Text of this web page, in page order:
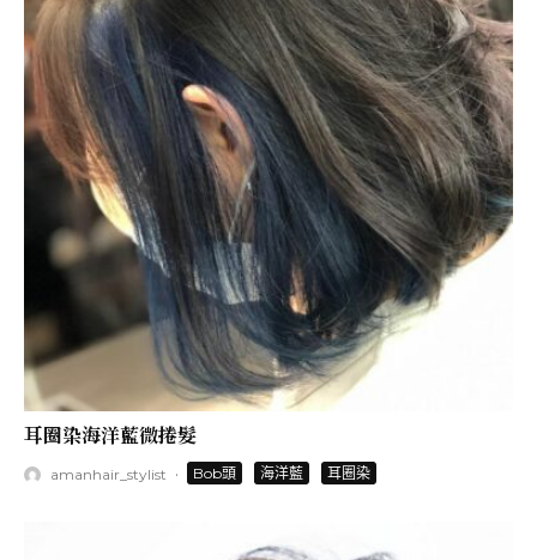
耳圈染海洋藍微捲髮
amanhair_stylist · Bob頭 海洋藍 耳圈染